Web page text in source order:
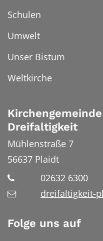
Schulen
Umwelt
Unser Bistum
Weltkirche
Dreifaltigkeit
Mühlenstraße 7
56637 Plaidt
02632 6300
dreifaltigkeit-
Folge uns auf